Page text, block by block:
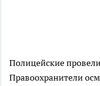
Полицейские
Правоохранители